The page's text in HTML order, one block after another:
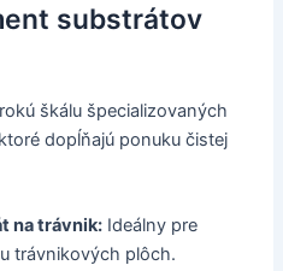
substrátov
škálu špecializovaných
dopĺňajú ponuku čistej
na trávnik: Ideálny pre
trávnikových plôch.